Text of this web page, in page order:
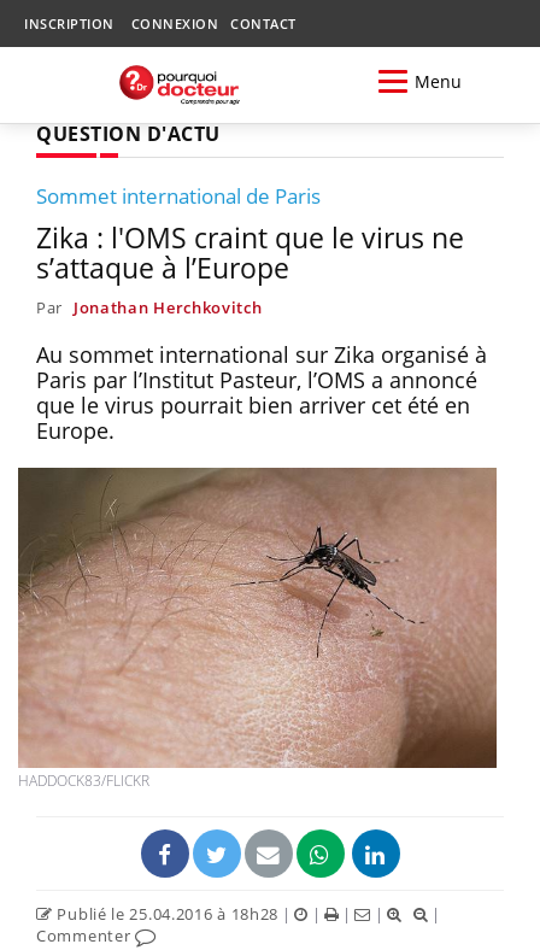
INSCRIPTION CONNEXION CONTACT
Menu
QUESTION D'ACTU
Sommet international de Paris
Zika : l'OMS craint que le virus ne
s’attaque à l’Europe
Par Jonathan Herchkovitch
Au sommet international sur Zika organisé à
Paris par l’Institut Pasteur, l’OMS a annoncé
que le virus pourrait bien arriver cet été en
Europe.
HADDOCK83/FLICKR
Publié le 25.04.2016 à 18h28 | | | |
|
Commenter